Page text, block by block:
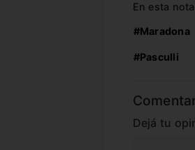
En esta
#Maradona
#Pasculli
Dejá tu